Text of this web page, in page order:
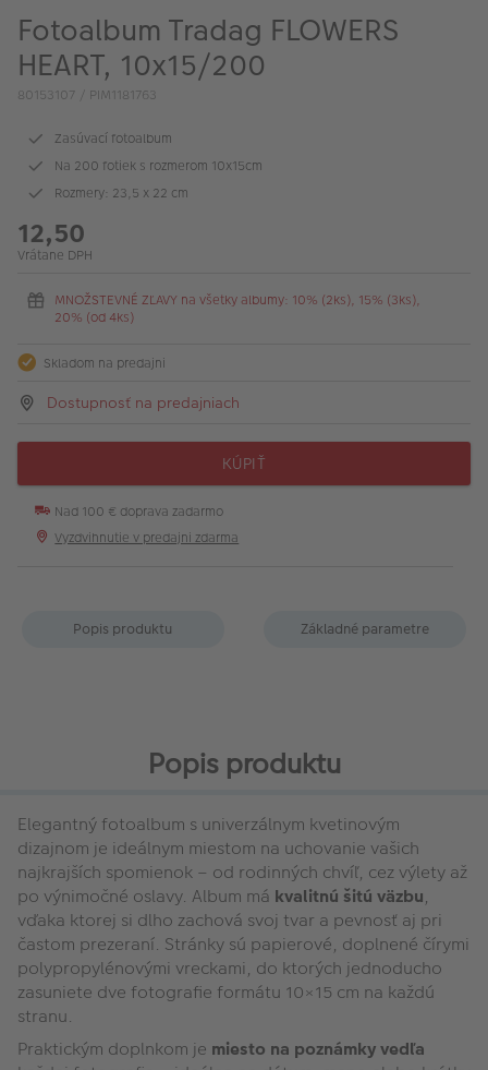
Fotoalbum Tradag FLOWERS
HEART, 10x15/200
80153107 / PIM1181763
Zasúvací fotoalbum
Na 200 fotiek s rozmerom 10x15cm
Rozmery: 23,5 x 22 cm
12,50
Vrátane DPH
MNOŽSTEVNÉ ZĽAVY na všetky albumy: 10% (2ks), 15% (3ks),
20% (od 4ks)
Skladom na predajni
Dostupnosť na predajniach
KÚPIŤ
Nad 100 € doprava zadarmo
Vyzdvihnutie v predajni zdarma
Popis produktu Základné parametre
Popis produktu
Elegantný fotoalbum s univerzálnym kvetinovým
dizajnom je ideálnym miestom na uchovanie vašich
najkrajších spomienok – od rodinných chvíľ, cez výlety až
po výnimočné oslavy. Album má kvalitnú šitú väzbu,
vďaka ktorej si dlho zachová svoj tvar a pevnosť aj pri
častom prezeraní. Stránky sú papierové, doplnené čírymi
polypropylénovými vreckami, do ktorých jednoducho
zasuniete dve fotografie formátu 10×15 cm na každú
stranu.
Praktickým doplnkom je miesto na poznámky vedľa